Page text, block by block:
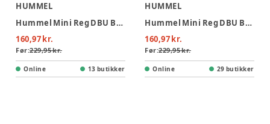
HUMMEL
Hummel Mini Reg DBU Bukser - Grey Melange
160,97 kr.
Før:229,95 kr.
Online 13 butikker
HUMMEL
Hummel Mini Reg DBU Bukser - Tango Red
160,97 kr.
Før:229,95 kr.
Online 29 butikker